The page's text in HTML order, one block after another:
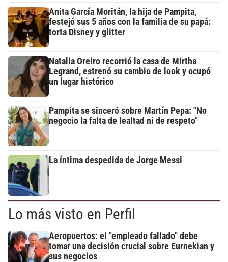
Anita García Moritán, la hija de Pampita,
festejó sus 5 años con la familia de su papá:
torta Disney y glitter
Natalia Oreiro recorrió la casa de Mirtha
Legrand, estrenó su cambio de look y ocupó
un lugar histórico
Pampita se sinceró sobre Martín Pepa: "No
negocio la falta de lealtad ni de respeto"
La íntima despedida de Jorge Messi
Lo más visto en Perfil
Aeropuertos: el "empleado fallado" debe
tomar una decisión crucial sobre Eurnekian y
sus negocios